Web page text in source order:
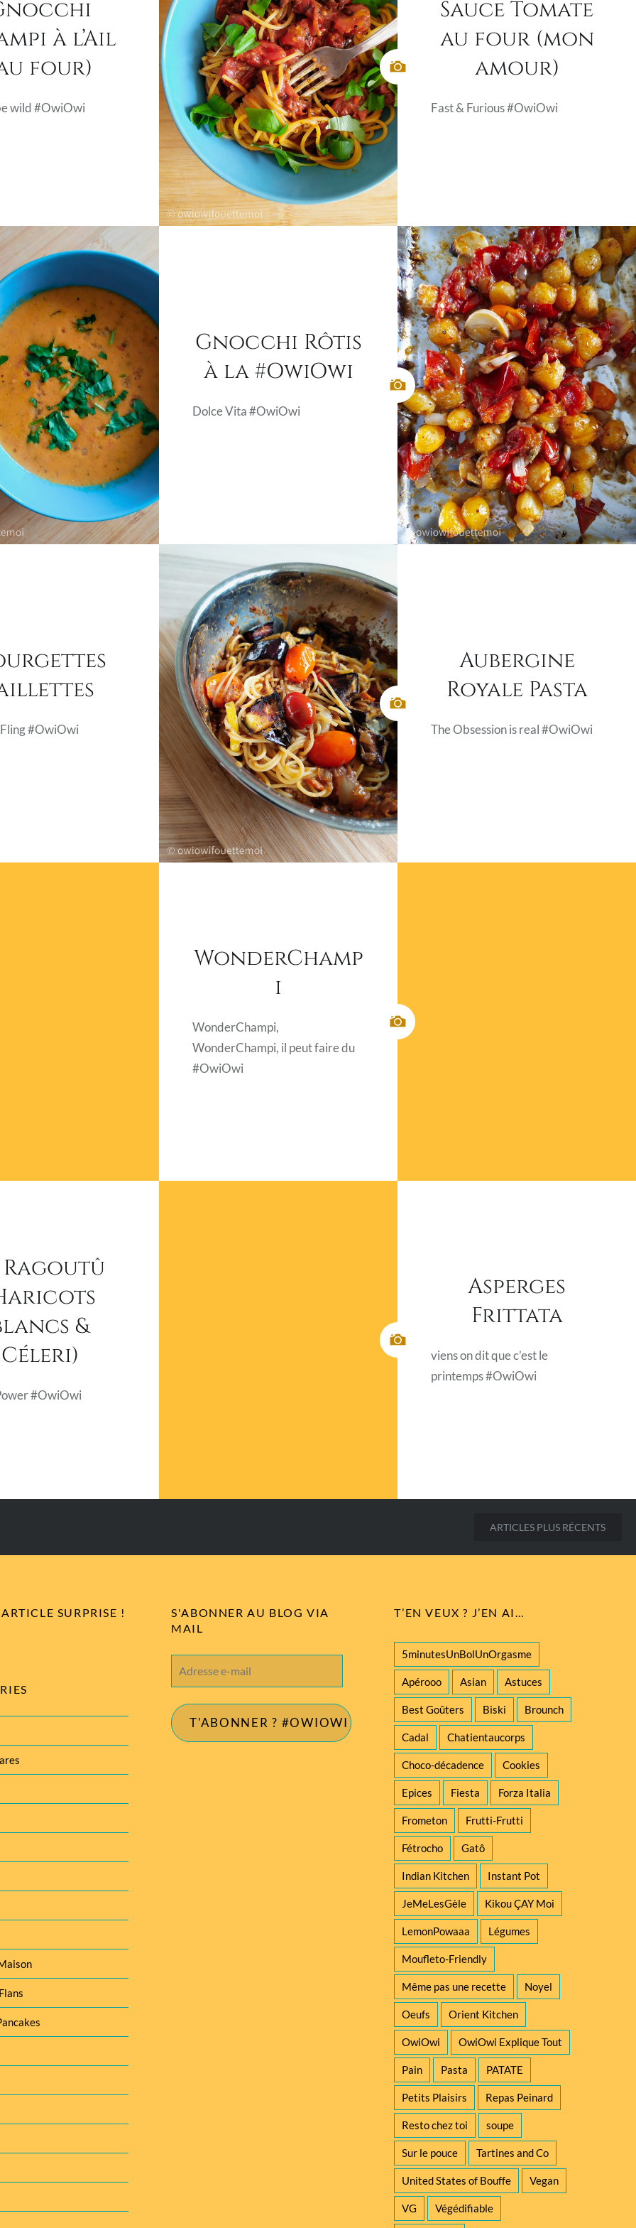
à l’Ail
four)
wild #OwiOwi
Sauce Tomate
au four (mon
amour)
Fast & Furious #OwiOwi
Gnocchi Rôtis
à la #OwiOwi
Dolce Vita #OwiOwi
#OwiOwi
Aubergine
Royale Pasta
The Obsession is real #OwiOwi
WonderChamp
i
WonderChampi,
WonderChampi, il peut faire du
#OwiOwi
Ragoutû
&
Céleri)
#OwiOwi
Asperges
Frittata
viens on dit que c’est le
printemps #OwiOwi
ARTICLES PLUS RÉCENTS
SURPRISE !
S'ABONNER AU BLOG VIA
MAIL
e-
T'ABONNER ? #OWIOWI
T’EN VEUX ? J’EN AI…
5minutesUnBolUnOrgasme
Apérooo Asian Astuces
Best Goûters Biski Brounch
Cadal Chatientaucorps
Choco-décadence Cookies
Epices Fiesta Forza Italia
Frometon Frutti-Frutti
Fétrocho Gatô
Indian Kitchen Instant Pot
JeMeLesGèle Kikou ÇAY Moi
LemonPowaaa Légumes
Moufleto-Friendly
Même pas une recette Noyel
Oeufs Orient Kitchen
OwiOwi OwiOwi Explique Tout
Pain Pasta PATATE
Petits Plaisirs Repas Peinard
Resto chez toi soupe
Sur le pouce Tartines and Co
United States of Bouffe Vegan
VG Végédifiable